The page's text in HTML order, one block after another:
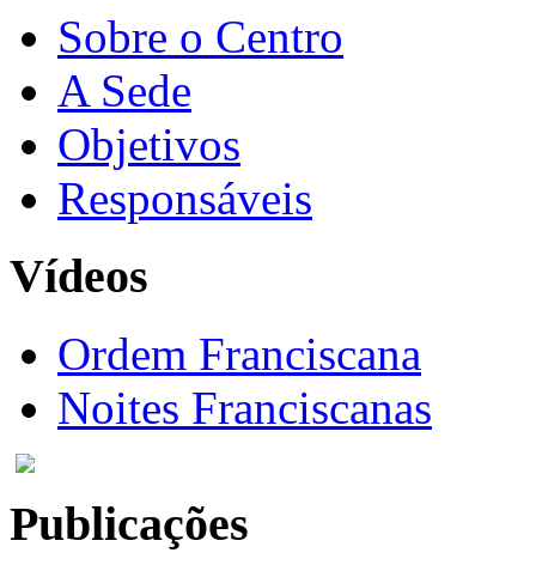
Sobre o Centro
A Sede
Objetivos
Responsáveis
Vídeos
Ordem Franciscana
Noites Franciscanas
Publicações